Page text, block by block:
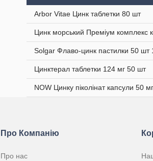
Arbor Vitae Цинк таблетки 80 шт
Цинк морський Преміум комплекс
Solgar Флаво-цинк пастилки 50 шт
Цинктерал таблетки 124 мг 50 шт
NOW Цинку піколінат капсули 50
Про Компанію
Про нас